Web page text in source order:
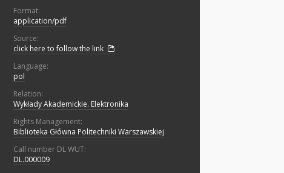
Format:
application/pdf
Source:
click here to follow the link
Language:
pol
Relation:
Wykłady Akademickie. Elektronika
Rights Management:
Biblioteka Główna Politechniki Warszawskiej
Call number DL WUT:
DL.000009